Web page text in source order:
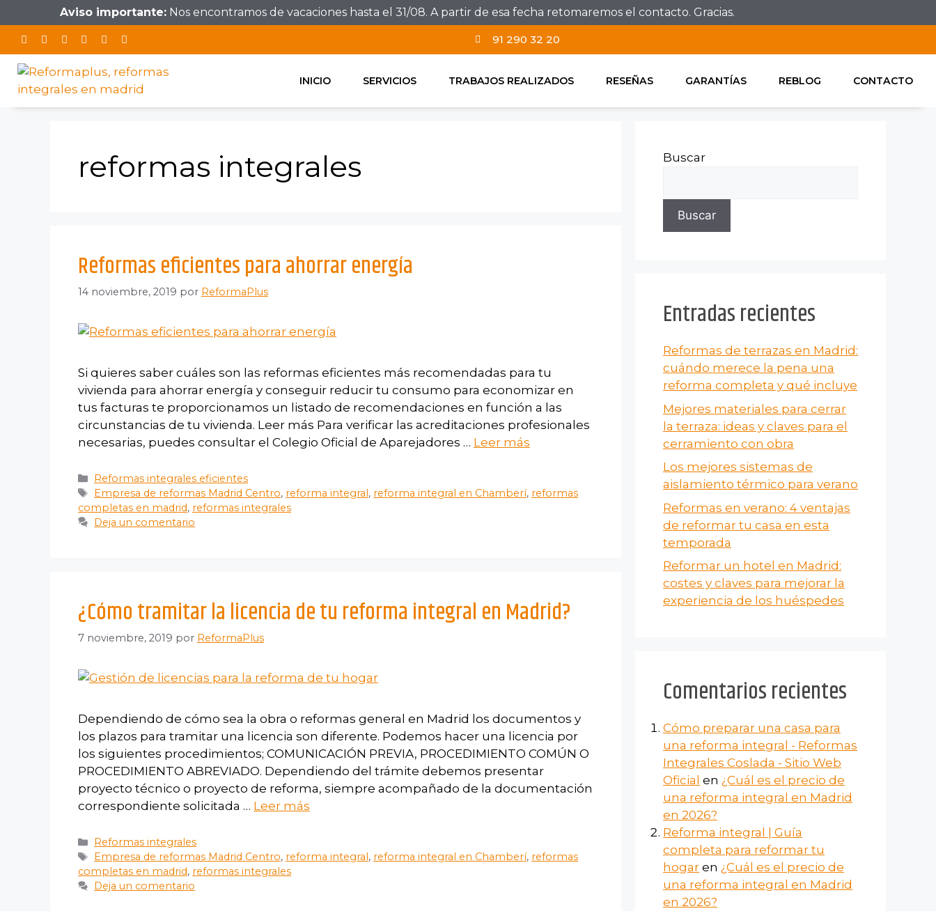
Aviso importante:Nos encontramos de vacaciones hasta el 31/08. A partir de esa fecha retomaremos el contacto. Gracias.
91 290 32 20
INICIO SERVICIOS TRABAJOS REALIZADOS RESEÑAS GARANTÍAS REBLOG CONTACTO
reformas integrales
Reformas eficientes para ahorrar energía
14 noviembre, 2019 por ReformaPlus
Si quieres saber cuáles son las reformas eficientes más recomendadas para tu
vivienda para ahorrar energía y conseguir reducir tu consumo para economizar en
tus facturas te proporcionamos un listado de recomendaciones en función a las
circunstancias de tu vivienda. Leer más Para verificar las acreditaciones profesionales
necesarias, puedes consultar el Colegio Oficial de Aparejadores … Leer más
Reformas integrales eficientes
Empresa de reformas Madrid Centro, reforma integral, reforma integral en Chamberí, reformas
completas en madrid, reformas integrales
Deja un comentario
¿Cómo tramitar la licencia de tu reforma integral en Madrid?
7 noviembre, 2019 por ReformaPlus
Dependiendo de cómo sea la obra o reformas general en Madrid los documentos y
los plazos para tramitar una licencia son diferente. Podemos hacer una licencia por
los siguientes procedimientos; COMUNICACIÓN PREVIA, PROCEDIMIENTO COMÚN O
PROCEDIMIENTO ABREVIADO. Dependiendo del trámite debemos presentar
proyecto técnico o proyecto de reforma, siempre acompañado de la documentación
correspondiente solicitada … Leer más
Reformas integrales
Empresa de reformas Madrid Centro, reforma integral, reforma integral en Chamberí, reformas
completas en madrid, reformas integrales
Deja un comentario
Buscar
Buscar
Entradas recientes
Reformas de terrazas en Madrid:
cuándo merece la pena una
reforma completa y qué incluye
Mejores materiales para cerrar
la terraza: ideas y claves para el
cerramiento con obra
Los mejores sistemas de
aislamiento térmico para verano
Reformas en verano​: 4 ventajas
de reformar tu casa en esta
temporada
Reformar un hotel en Madrid:
costes y claves para mejorar la
experiencia de los huéspedes
Comentarios recientes
Cómo preparar una casa para
una reforma integral - Reformas
Integrales Coslada - Sitio Web
Oficial en ¿Cuál es el precio de
una reforma integral en Madrid
en 2026?
Reforma integral | Guía
completa para reformar tu
hogar en ¿Cuál es el precio de
una reforma integral en Madrid
en 2026?